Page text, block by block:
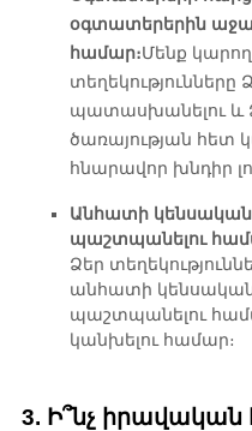
օգտատերերին
համար։Մենք
տեղեկությունները
պատասխանելու և
ծառայության
հնարավոր խնդիր
Անհատի կենսական
պաշտպանելու
Ձեր
անհատի
պաշտպանելու
կանխելու համար։
3. Ի՞նչ իրավական